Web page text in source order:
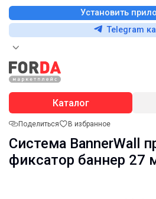
Установить
Telegram
Каталог
Поделиться В избранное
Система BannerWall
фиксатор баннер 27